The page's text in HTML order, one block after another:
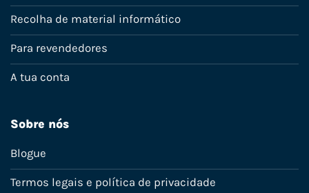
Recolha de material informático
Para revendedores
A tua conta
Sobre nós
Blogue
Termos legais e política de privacidade